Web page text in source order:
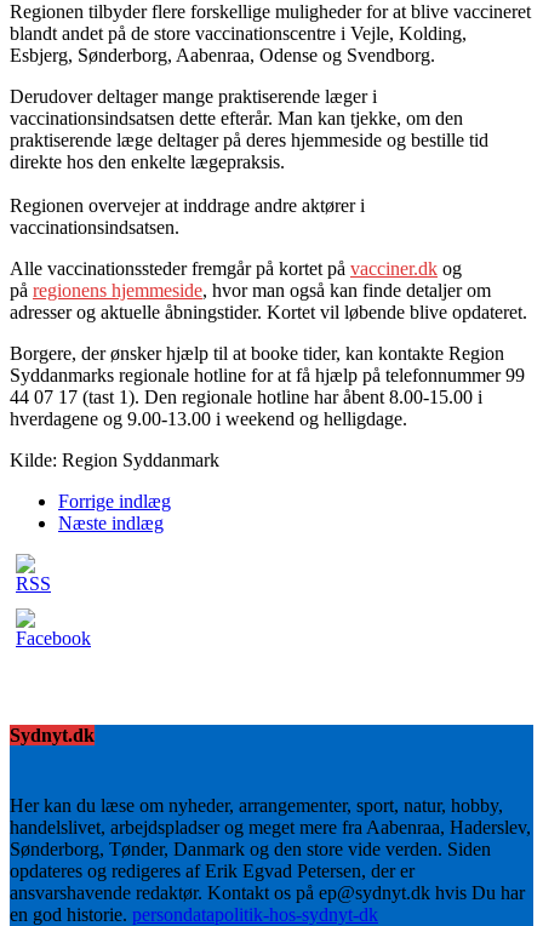
Regionen tilbyder flere forskellige muligheder for at blive vaccineret
blandt andet på de store vaccinationscentre i Vejle, Kolding,
Esbjerg, Sønderborg, Aabenraa, Odense og Svendborg.
Derudover deltager mange praktiserende læger i
vaccinationsindsatsen dette efterår. Man kan tjekke, om den
praktiserende læge deltager på deres hjemmeside og bestille tid
direkte hos den enkelte lægepraksis.
Regionen overvejer at inddrage andre aktører i
vaccinationsindsatsen.
Alle vaccinationssteder fremgår på kortet på vacciner.dk og
på regionens hjemmeside, hvor man også kan finde detaljer om
adresser og aktuelle åbningstider. Kortet vil løbende blive opdateret.
Borgere, der ønsker hjælp til at booke tider, kan kontakte Region
Syddanmarks regionale hotline for at få hjælp på telefonnummer 99
44 07 17 (tast 1). Den regionale hotline har åbent 8.00-15.00 i
hverdagene og 9.00-13.00 i weekend og helligdage.
Kilde: Region Syddanmark
Forrige indlæg
Næste indlæg
Sydnyt.dk
Her kan du læse om nyheder, arrangementer, sport, natur, hobby,
handelslivet, arbejdspladser og meget mere fra Aabenraa, Haderslev,
Sønderborg, Tønder, Danmark og den store vide verden. Siden
opdateres og redigeres af Erik Egvad Petersen, der er
ansvarshavende redaktør. Kontakt os på ep@sydnyt.dk hvis Du har
en god historie. persondatapolitik-hos-sydnyt-dk